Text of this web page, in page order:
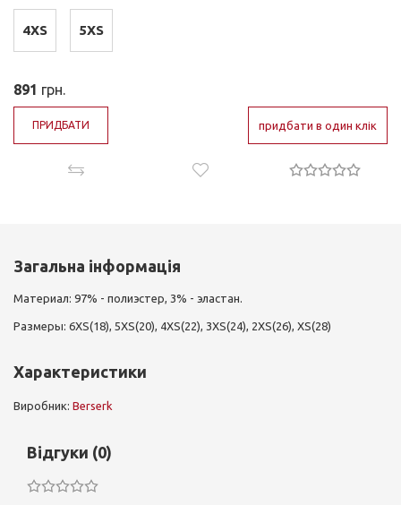
4XS 5XS
891 грн.
ПРИДБАТИ придбати в один клік
Загальна інформація
Материал: 97% - полиэстер, 3% - эластан.
Размеры: 6XS(18), 5XS(20), 4XS(22), 3XS(24), 2XS(26), XS(28)
Характеристики
Виробник: Berserk
Відгуки (0)